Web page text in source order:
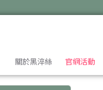
關於黑淬絲 官網活動